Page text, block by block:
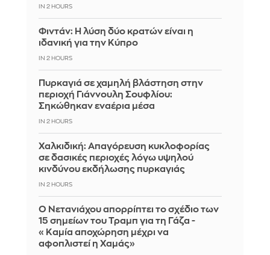
IN 2 HOURS
Φιντάν: Η λύση δύο κρατών είναι η
ιδανική για την Κύπρο
IN 2 HOURS
Πυρκαγιά σε χαμηλή βλάστηση στην
περιοχή Γιάννουλη Σουφλίου:
Σηκώθηκαν εναέρια μέσα
IN 2 HOURS
Χαλκιδική: Απαγόρευση κυκλοφορίας
σε δασικές περιοχές λόγω υψηλού
κινδύνου εκδήλωσης πυρκαγιάς
IN 2 HOURS
Ο Νετανιάχου απορρίπτει το σχέδιο των
15 σημείων του Τραμπ για τη Γάζα -
«Καμία αποχώρηση μέχρι να
αφοπλιστεί η Χαμάς»